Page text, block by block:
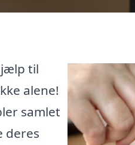
til
alene!
samlet
deres